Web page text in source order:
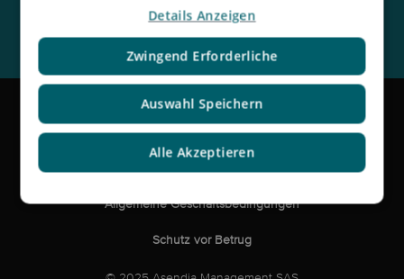
Impressum
Rechtliche Hinweise und Haftungsausschluss
Allgemeine Geschäftsbedingungen
Schutz vor Betrug
Auswahl Speichern
Alle Akzeptieren
Zwingend Erforderliche
Details Anzeigen